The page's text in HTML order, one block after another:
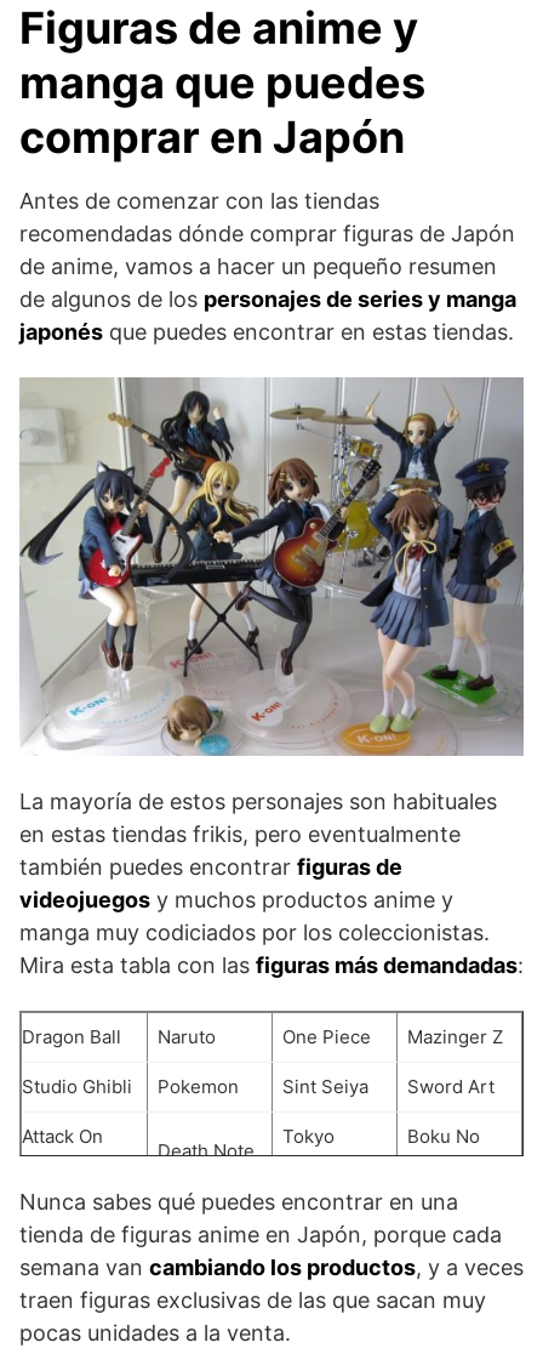
Figuras de anime y
manga que puedes
comprar en Japón
Antes de comenzar con las tiendas
recomendadas dónde comprar figuras de Japón
de anime, vamos a hacer un pequeño resumen
de algunos de los personajes de series y manga
japonés que puedes encontrar en estas tiendas.
La mayoría de estos personajes son habituales
en estas tiendas frikis, pero eventualmente
también puedes encontrar figuras de
videojuegos y muchos productos anime y
manga muy codiciados por los coleccionistas.
Mira esta tabla con las figuras más demandadas:
Dragon Ball Naruto One Piece Mazinger Z
Studio Ghibli Pokemon Sint Seiya Sword Art
Attack On
Death Note
Tokyo
Boku No
Bleach
One Puch
Man
Sailor Moon Sakura
Evangelion Fairy Tail Berserk
Doraemon y
Nunca sabes qué puedes encontrar en una
tienda de figuras anime en Japón, porque cada
semana van cambiando los productos, y a veces
traen figuras exclusivas de las que sacan muy
pocas unidades a la venta.